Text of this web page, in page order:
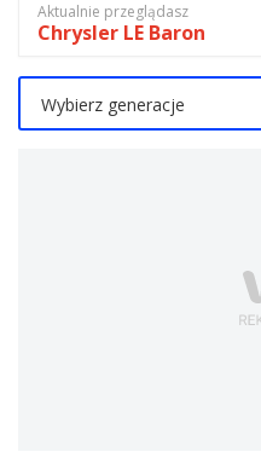
Aktualnie przeglądasz
Chrysler LE Baron
Wybierz generacje